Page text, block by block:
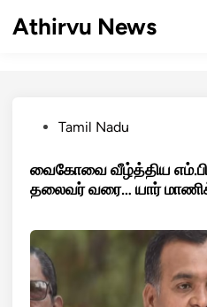
Athirvu News
PostedTamil Nadu
வைகோவை வீழ்த்திய எம்.பி.
தலைவர் வரை… யார்